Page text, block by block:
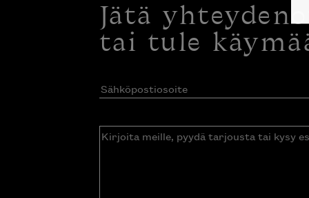
Jätä
tai tule
Sähköpostiosoite(Pakollinen)
Kirjoita